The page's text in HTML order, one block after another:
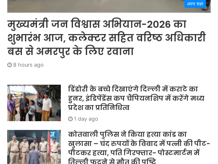
अपना शहर
मुख्यमंत्री जन विश्वास अभियान-2026 का
शुभारंभ आज, कलेक्टर सहित वरिष्ठ अधिकारी
बस से अमरपुर के लिए रवाना
8 hours ago
डिंडोरी के बच्चे दिखाएंगे दिल्ली में कराटे का
हुनर, इंडिपेंडेंस कप चैंपियनशिप में करेंगे मध्य
प्रदेश का प्रतिनिधित्व
1 day ago
कोतवाली पुलिस ने किया हत्या कांड का
खुलासा – चंद रुपयों के विवाद में पत्नी की पीट-
पीटकर हत्या, पति गिरफ्तार- पोस्टमार्टम में
तिल्ली फटने से मौत की पुष्टि